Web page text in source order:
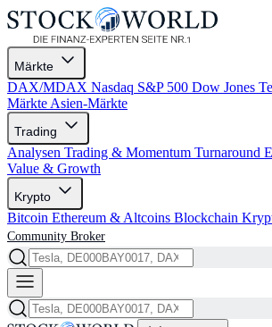
Märkte
DAX/MDAX Nasdaq S&P 500 Dow Jones
Märkte Asien-Märkte
Trading
Analysen Trading & Momentum Turnaround
Value & Growth
Krypto
Bitcoin Ethereum & Altcoins Blockchain
Community Broker